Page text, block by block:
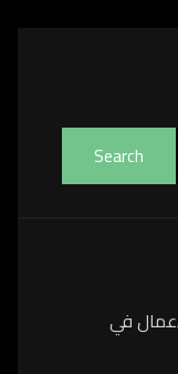
Search
في